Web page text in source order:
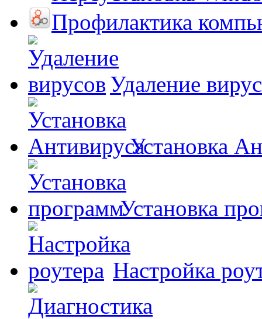
Профилактика
Удаление
Установка
Установка
Настройка